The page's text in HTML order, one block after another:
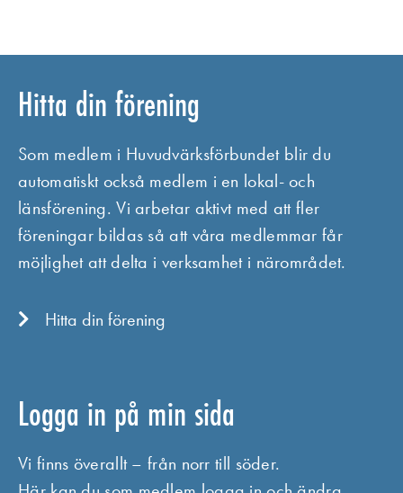
Hitta din förening
Som medlem i Huvudvärksförbundet blir du
automatiskt också medlem i en lokal- och
länsförening. Vi arbetar aktivt med att fler
föreningar bildas så att våra medlemmar får
möjlighet att delta i verksamhet i närområdet.
Hitta din förening
Logga in på min sida
Vi finns överallt – från norr till söder.